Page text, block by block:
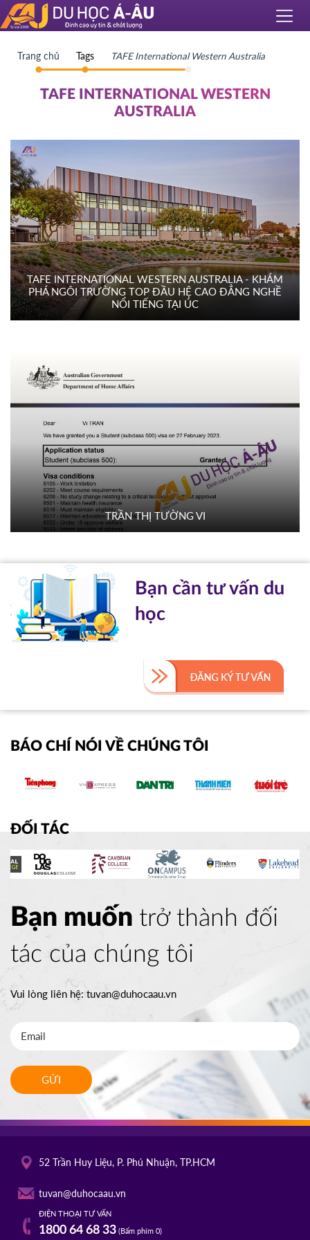
Trang chủ Tags TAFE International Western Australia
TAFE INTERNATIONAL WESTERN
AUSTRALIA
TAFE INTERNATIONAL WESTERN AUSTRALIA - KHÁM
PHÁ NGÔI TRƯỜNG TOP ĐẦU HỆ CAO ĐẲNG NGHỀ
NỔI TIẾNG TẠI ÚC
TRẦN THỊ TƯỜNG VI
Bạn cần tư vấn du
học
BÁO CHÍ NÓI VỀ CHÚNG TÔI
ĐỐI TÁC
Bạn muốn trở thành đối
tác của chúng tôi
Vui lòng liên hệ: tuvan@duhocaau.vn
GỬI
52 Trần Huy Liệu, P. Phú Nhuận, TP.HCM
tuvan@duhocaau.vn
ĐIỆN THOẠI TƯ VẤN
1800 64 68 33(Bấm phím 0)